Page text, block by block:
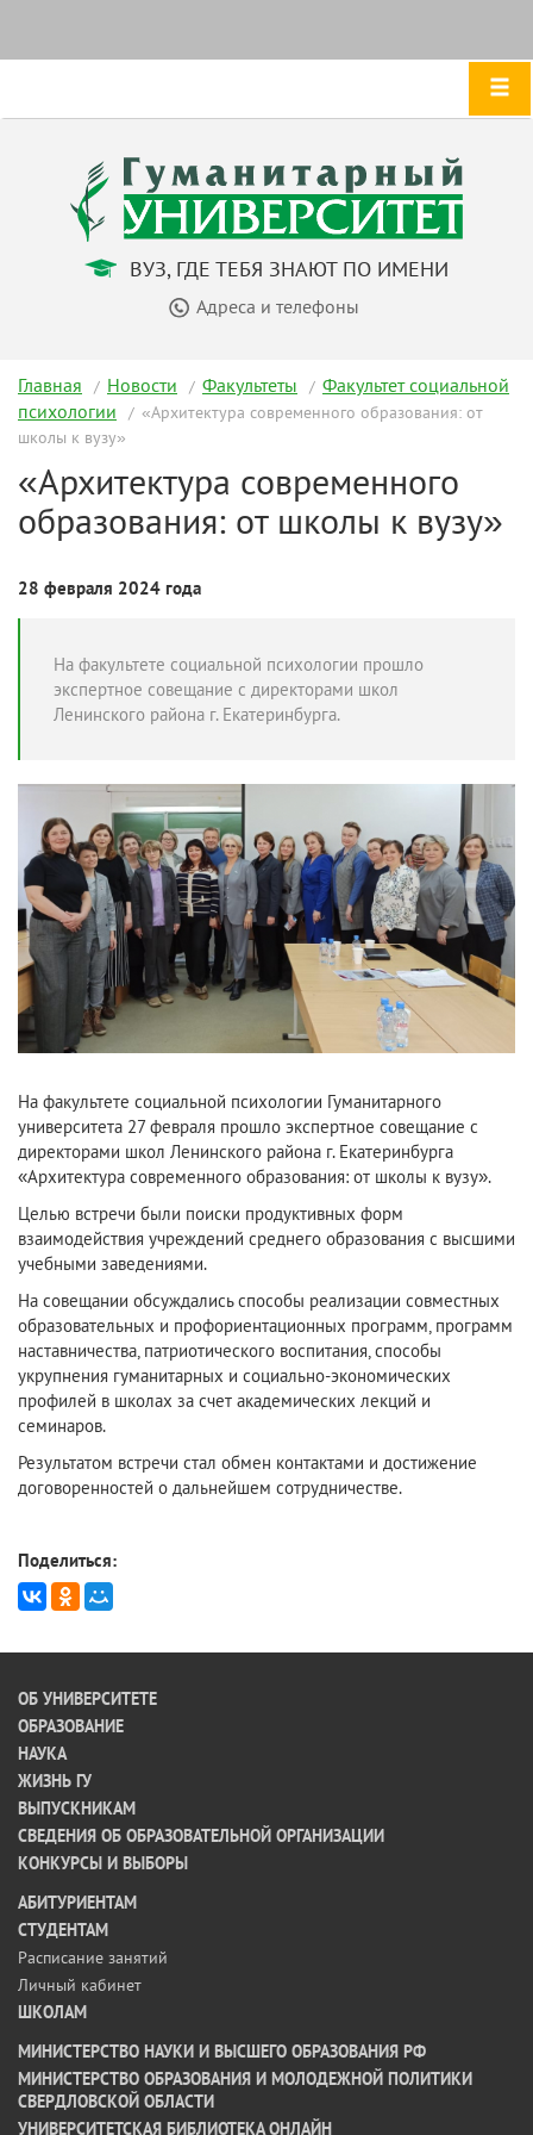
ВУЗ, ГДЕ ТЕБЯ ЗНАЮТ ПО ИМЕНИ
Адреса и телефоны
Главная Новости Факультеты
Факультет социальной
психологии
«Архитектура современного образования: от
школы к вузу»
«Архитектура современного
образования: от школы к вузу»
28 февраля 2024 года
На факультете социальной психологии прошло
экспертное совещание с директорами школ
Ленинского района г. Екатеринбурга.
На факультете социальной психологии Гуманитарного
университета 27 февраля прошло экспертное совещание с
директорами школ Ленинского района г. Екатеринбурга
«Архитектура современного образования: от школы к вузу».
Целью встречи были поиски продуктивных форм
взаимодействия учреждений среднего образования с высшими
учебными заведениями.
На совещании обсуждались способы реализации совместных
образовательных и профориентационных программ, программ
наставничества, патриотического воспитания, способы
укрупнения гуманитарных и социально-экономических
профилей в школах за счет академических лекций и
семинаров.
Результатом встречи стал обмен контактами и достижение
договоренностей о дальнейшем сотрудничестве.
Поделиться:
ОБ УНИВЕРСИТЕТЕ
ОБРАЗОВАНИЕ
НАУКА
ЖИЗНЬ ГУ
ВЫПУСКНИКАМ
СВЕДЕНИЯ ОБ ОБРАЗОВАТЕЛЬНОЙ ОРГАНИЗАЦИИ
КОНКУРСЫ И ВЫБОРЫ
АБИТУРИЕНТАМ
СТУДЕНТАМ
Расписание занятий
Личный кабинет
ШКОЛАМ
МИНИСТЕРСТВО НАУКИ И ВЫСШЕГО ОБРАЗОВАНИЯ РФ
МИНИСТЕРСТВО ОБРАЗОВАНИЯ И МОЛОДЕЖНОЙ ПОЛИТИКИ
СВЕРДЛОВСКОЙ ОБЛАСТИ
УНИВЕРСИТЕТСКАЯ БИБЛИОТЕКА ОНЛАЙН